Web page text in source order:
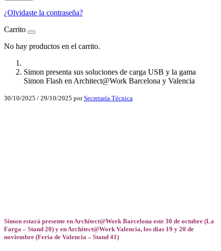
¿Olvidaste la contraseña?
Carrito
No hay productos en el carrito.
Simon presenta sus soluciones de carga USB y la gama
Simon Flash en Architect@Work Barcelona y Valencia
30/10/2025 / 29/10/2025 porSecretaría Técnica
Simon estará presente en Architect@Work Barcelona este 30 de octubre (La
Farga – Stand 20) y en Architect@Work Valencia, los días 19 y 20 de
noviembre (Feria de Valencia – Stand 41)